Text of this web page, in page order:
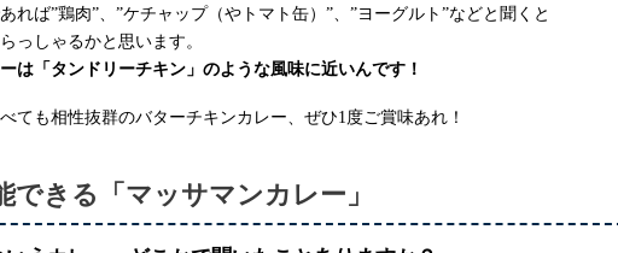
れば”鶏肉”、”ケチャップ（やトマト缶）”、”ヨーグルト”などと聞くと
っしゃるかと思います。
は「タンドリーチキン」のような風味に近いんです！
ても相性抜群のバターチキンカレー、ぜひ1度ご賞味あれ！
できる「マッサマンカレー」